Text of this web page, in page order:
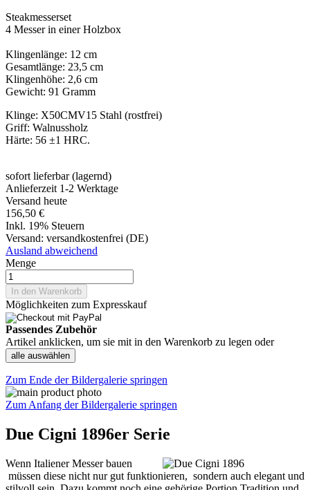
Steakmesserset
4 Messer in einer Holzbox
Klingenlänge: 12 cm
Gesamtlänge: 23,5 cm
Klingenhöhe: 2,6 cm
Gewicht: 91 Gramm
Klinge: X50CMV15 Stahl (rostfrei)
Griff: Walnussholz
Härte: 56 ±1 HRC.
sofort lieferbar (lagernd)
Anlieferzeit 1-2 Werktage
Versand heute
156,50 €
Inkl. 19% Steuern
Versand: versandkostenfrei (DE)
Ausland abweichend
Menge
In den Warenkorb
Möglichkeiten zum Expresskauf
Passendes Zubehör
Artikel anklicken, um sie mit in den Warenkorb zu legen oder
alle auswählen
Zum Ende der Bildergalerie springen
Zum Anfang der Bildergalerie springen
Due Cigni 1896er Serie
Wenn Italiener Messer bauen
müssen diese nicht nur gut funktionieren, sondern auch elegant und